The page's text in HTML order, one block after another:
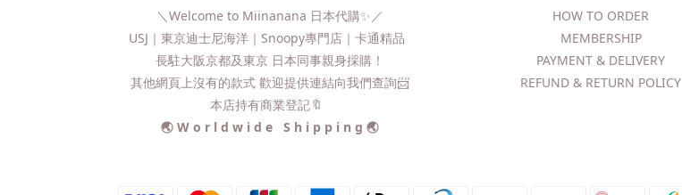
＼Welcome to Miinanana 日本代購✨／
USJ｜東京迪士尼海洋｜Snoopy專門店｜卡通精品
長駐大阪京都及東京 日本同事親身採購！
其他網頁上沒有的款式 歡迎提供連結向我們查詢📨​
本店持有商業登記🔖
🌏 W o r l d w i d e S h i p p i n g 🌏
HOW TO ORDER​
MEMBERSHIP
PAYMENT & DELIVERY
REFUND & RETURN POLICY